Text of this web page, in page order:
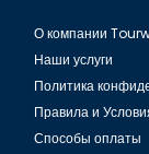
О компании
Наши услуги
Политика
Правила и
Способы оплаты